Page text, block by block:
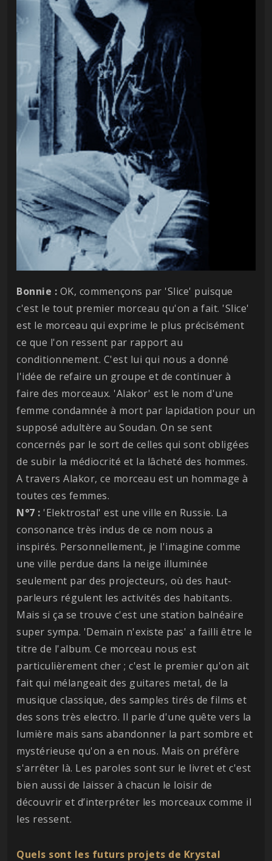
Bonnie : OK, commençons par 'Slice' puisque
c'est le tout premier morceau qu'on a fait. 'Slice'
est le morceau qui exprime le plus précisément
ce que l'on ressent par rapport au
conditionnement. C'est lui qui nous a donné
l'idée de refaire un groupe et de continuer à
faire des morceaux. 'Alakor' est le nom d'une
femme condamnée à mort par lapidation pour un
supposé adultère au Soudan. On se sent
concernés par le sort de celles qui sont obligées
de subir la médiocrité et la lâcheté des hommes.
A travers Alakor, ce morceau est un hommage à
toutes ces femmes.
N°7 : 'Elektrostal' est une ville en Russie. La
consonance très indus de ce nom nous a
inspirés. Personnellement, je l'imagine comme
une ville perdue dans la neige illuminée
seulement par des projecteurs, où des haut-
parleurs régulent les activités des habitants.
Mais si ça se trouve c'est une station balnéaire
super sympa. 'Demain n'existe pas' a failli être le
titre de l'album. Ce morceau nous est
particulièrement cher ; c'est le premier qu'on ait
fait qui mélangeait des guitares metal, de la
musique classique, des samples tirés de films et
des sons très electro. Il parle d'une quête vers la
lumière mais sans abandonner la part sombre et
mystérieuse qu'on a en nous. Mais on préfère
s'arrêter là. Les paroles sont sur le livret et c'est
bien aussi de laisser à chacun le loisir de
découvrir et d’interpréter les morceaux comme il
les ressent.
Quels sont les futurs projets de Krystal